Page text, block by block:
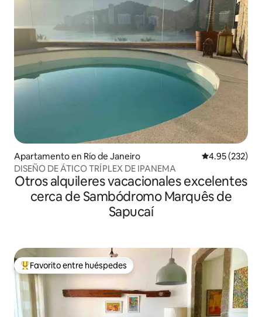
Apartamento en Río de Janeiro Calificación
4.95 (232)
DISEÑO DE ÁTICO TRÍPLEX DE IPANEMA
Otros alquileres vacacionales excelentes
cerca de Sambódromo Marquês de
Sapucaí
Favorito entre huéspedes preferido
Favorito entre huéspedes